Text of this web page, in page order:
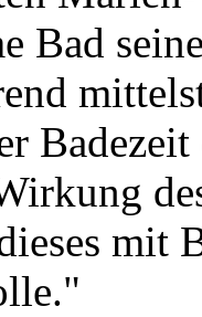
Bad
mit